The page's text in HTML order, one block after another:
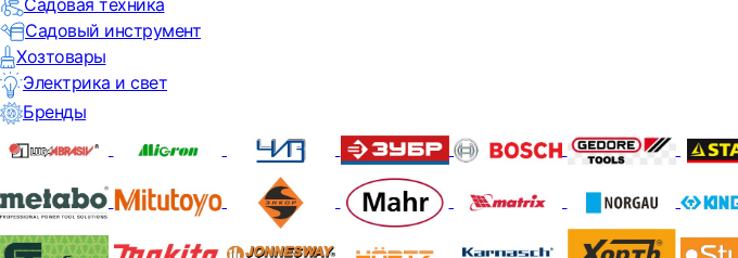
Садовый инструмент
Хозтовары
Электрика и свет
Бренды